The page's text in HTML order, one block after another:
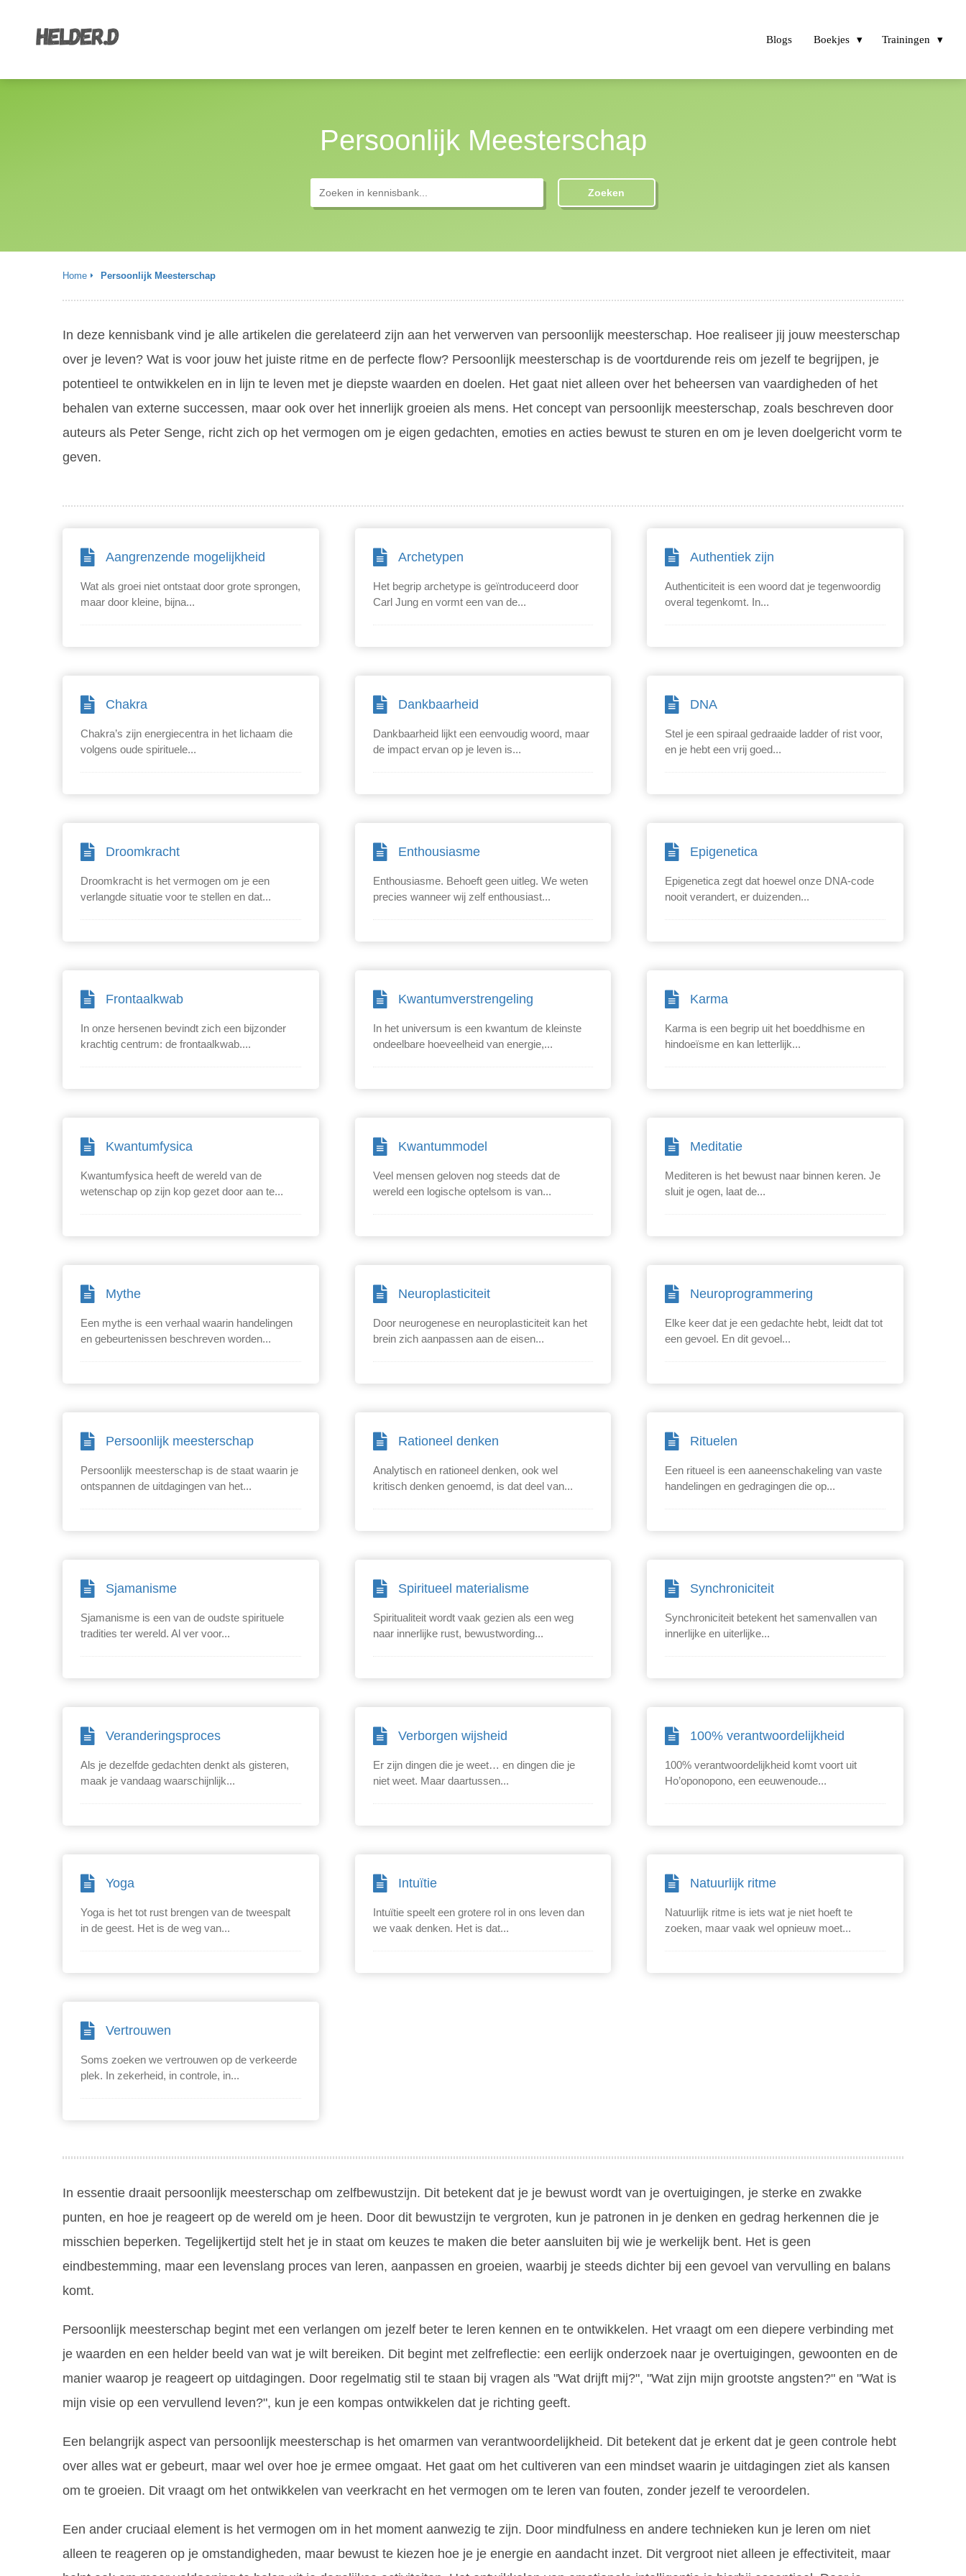
Blogs Boekjes Trainingen
Persoonlijk Meesterschap
Zoeken
Home Persoonlijk Meesterschap
In deze kennisbank vind je alle artikelen die gerelateerd zijn aan het verwerven van persoonlijk meesterschap. Hoe realiseer jij jouw meesterschap
over je leven? Wat is voor jouw het juiste ritme en de perfecte flow? Persoonlijk meesterschap is de voortdurende reis om jezelf te begrijpen, je
potentieel te ontwikkelen en in lijn te leven met je diepste waarden en doelen. Het gaat niet alleen over het beheersen van vaardigheden of het
behalen van externe successen, maar ook over het innerlijk groeien als mens. Het concept van persoonlijk meesterschap, zoals beschreven door
auteurs als Peter Senge, richt zich op het vermogen om je eigen gedachten, emoties en acties bewust te sturen en om je leven doelgericht vorm te
geven.
Aangrenzende mogelijkheid
Wat als groei niet ontstaat door grote sprongen,
maar door kleine, bijna...
Archetypen
Het begrip archetype is geïntroduceerd door
Carl Jung en vormt een van de...
Authentiek zijn
Authenticiteit is een woord dat je tegenwoordig
overal tegenkomt. In...
Chakra
Chakra’s zijn energiecentra in het lichaam die
volgens oude spirituele...
Dankbaarheid
Dankbaarheid lijkt een eenvoudig woord, maar
de impact ervan op je leven is...
DNA
Stel je een spiraal gedraaide ladder of rist voor,
en je hebt een vrij goed...
Droomkracht
Droomkracht is het vermogen om je een
verlangde situatie voor te stellen en dat...
Enthousiasme
Enthousiasme. Behoeft geen uitleg. We weten
precies wanneer wij zelf enthousiast...
Epigenetica
Epigenetica zegt dat hoewel onze DNA-code
nooit verandert, er duizenden...
Frontaalkwab
In onze hersenen bevindt zich een bijzonder
krachtig centrum: de frontaalkwab....
Kwantumverstrengeling
In het universum is een kwantum de kleinste
ondeelbare hoeveelheid van energie,...
Karma
Karma is een begrip uit het boeddhisme en
hindoeïsme en kan letterlijk...
Kwantumfysica
Kwantumfysica heeft de wereld van de
wetenschap op zijn kop gezet door aan te...
Kwantummodel
Veel mensen geloven nog steeds dat de
wereld een logische optelsom is van...
Meditatie
Mediteren is het bewust naar binnen keren. Je
sluit je ogen, laat de...
Mythe
Een mythe is een verhaal waarin handelingen
en gebeurtenissen beschreven worden...
Neuroplasticiteit
Door neurogenese en neuroplasticiteit kan het
brein zich aanpassen aan de eisen...
Neuroprogrammering
Elke keer dat je een gedachte hebt, leidt dat tot
een gevoel. En dit gevoel...
Persoonlijk meesterschap
Persoonlijk meesterschap is de staat waarin je
ontspannen de uitdagingen van het...
Rationeel denken
Analytisch en rationeel denken, ook wel
kritisch denken genoemd, is dat deel van...
Rituelen
Een ritueel is een aaneenschakeling van vaste
handelingen en gedragingen die op...
Sjamanisme
Sjamanisme is een van de oudste spirituele
tradities ter wereld. Al ver voor...
Spiritueel materialisme
Spiritualiteit wordt vaak gezien als een weg
naar innerlijke rust, bewustwording...
Synchroniciteit
Synchroniciteit betekent het samenvallen van
innerlijke en uiterlijke...
Veranderingsproces
Als je dezelfde gedachten denkt als gisteren,
maak je vandaag waarschijnlijk...
Verborgen wijsheid
Er zijn dingen die je weet… en dingen die je
niet weet. Maar daartussen...
100% verantwoordelijkheid
100% verantwoordelijkheid komt voort uit
Ho’oponopono, een eeuwenoude...
Yoga
Yoga is het tot rust brengen van de tweespalt
in de geest. Het is de weg van...
Intuïtie
Intuïtie speelt een grotere rol in ons leven dan
we vaak denken. Het is dat...
Natuurlijk ritme
Natuurlijk ritme is iets wat je niet hoeft te
zoeken, maar vaak wel opnieuw moet...
Vertrouwen
Soms zoeken we vertrouwen op de verkeerde
plek. In zekerheid, in controle, in...
In essentie draait persoonlijk meesterschap om zelfbewustzijn. Dit betekent dat je je bewust wordt van je overtuigingen, je sterke en zwakke
punten, en hoe je reageert op de wereld om je heen. Door dit bewustzijn te vergroten, kun je patronen in je denken en gedrag herkennen die je
misschien beperken. Tegelijkertijd stelt het je in staat om keuzes te maken die beter aansluiten bij wie je werkelijk bent. Het is geen
eindbestemming, maar een levenslang proces van leren, aanpassen en groeien, waarbij je steeds dichter bij een gevoel van vervulling en balans
komt.
Persoonlijk meesterschap begint met een verlangen om jezelf beter te leren kennen en te ontwikkelen. Het vraagt om een diepere verbinding met
je waarden en een helder beeld van wat je wilt bereiken. Dit begint met zelfreflectie: een eerlijk onderzoek naar je overtuigingen, gewoonten en de
manier waarop je reageert op uitdagingen. Door regelmatig stil te staan bij vragen als "Wat drijft mij?", "Wat zijn mijn grootste angsten?" en "Wat is
mijn visie op een vervullend leven?", kun je een kompas ontwikkelen dat je richting geeft.
Een belangrijk aspect van persoonlijk meesterschap is het omarmen van verantwoordelijkheid. Dit betekent dat je erkent dat je geen controle hebt
over alles wat er gebeurt, maar wel over hoe je ermee omgaat. Het gaat om het cultiveren van een mindset waarin je uitdagingen ziet als kansen
om te groeien. Dit vraagt om het ontwikkelen van veerkracht en het vermogen om te leren van fouten, zonder jezelf te veroordelen.
Een ander cruciaal element is het vermogen om in het moment aanwezig te zijn. Door mindfulness en andere technieken kun je leren om niet
alleen te reageren op je omstandigheden, maar bewust te kiezen hoe je je energie en aandacht inzet. Dit vergroot niet alleen je effectiviteit, maar